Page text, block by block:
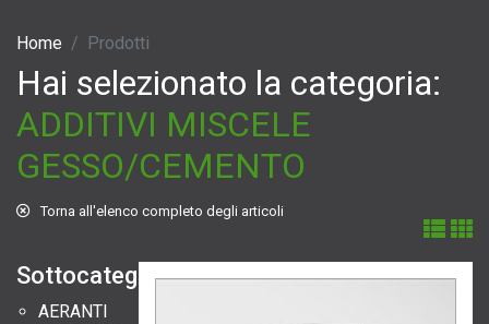
Home Prodotti
Hai selezionato la categoria:
ADDITIVI MISCELE
GESSO/CEMENTO
Torna all'elenco completo degli articoli
Sottocategorie:
AERANTI